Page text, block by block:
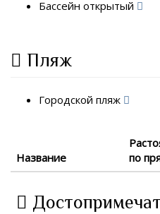
Бассейн открытый
Пляж
Городской пляж
Название
по